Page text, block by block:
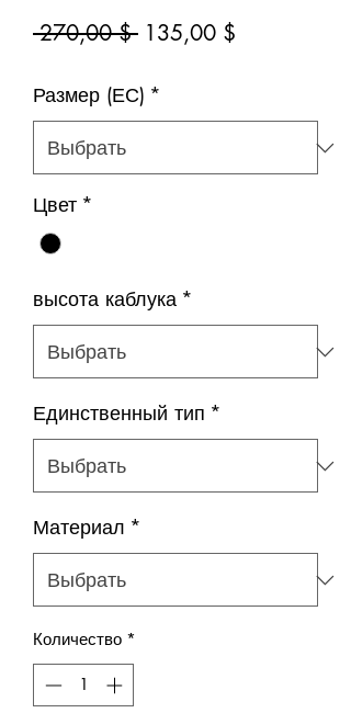
270,00 $ Обычная
135,00 $
Размер (ЕС) *
Цвет *
высота каблука *
Единственный тип *
Материал *
Количество *